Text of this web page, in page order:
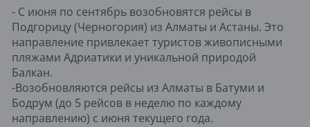
- С июня по сентябрь возобновятся рейсы в
Подгорицу (Черногория) из Алматы и Астаны. Это
направление привлекает туристов живописными
пляжами Адриатики и уникальной природой
Балкан.
-Возобновляются рейсы из Алматы в Батуми и
Бодрум (до 5 рейсов в неделю по каждому
направлению) с июня текущего года.